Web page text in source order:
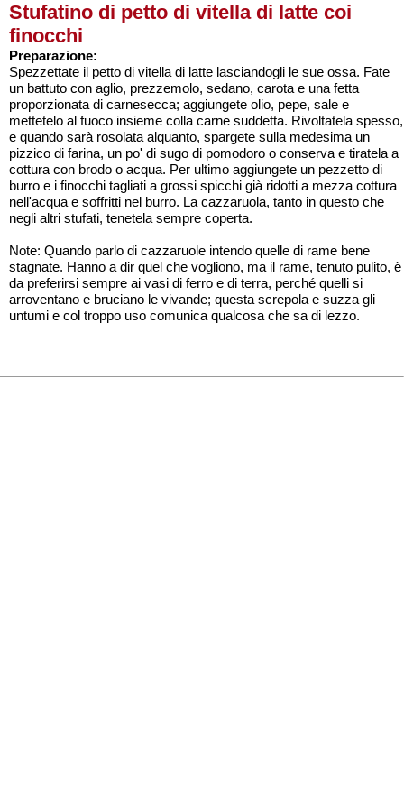
Stufatino di petto di vitella di latte coi
finocchi
Preparazione:
Spezzettate il petto di vitella di latte lasciandogli le sue ossa. Fate
un battuto con aglio, prezzemolo, sedano, carota e una fetta
proporzionata di carnesecca; aggiungete olio, pepe, sale e
mettetelo al fuoco insieme colla carne suddetta. Rivoltatela spesso,
e quando sarà rosolata alquanto, spargete sulla medesima un
pizzico di farina, un po' di sugo di pomodoro o conserva e tiratela a
cottura con brodo o acqua. Per ultimo aggiungete un pezzetto di
burro e i finocchi tagliati a grossi spicchi già ridotti a mezza cottura
nell'acqua e soffritti nel burro. La cazzaruola, tanto in questo che
negli altri stufati, tenetela sempre coperta.
Note: Quando parlo di cazzaruole intendo quelle di rame bene
stagnate. Hanno a dir quel che vogliono, ma il rame, tenuto pulito, è
da preferirsi sempre ai vasi di ferro e di terra, perché quelli si
arroventano e bruciano le vivande; questa screpola e suzza gli
untumi e col troppo uso comunica qualcosa che sa di lezzo.